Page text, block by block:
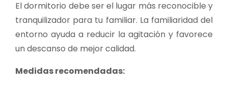
El dormitorio debe ser el lugar más reconocible y
tranquilizador para tu familiar. La familiaridad del
entorno ayuda a reducir la agitación y favorece
un descanso de mejor calidad.
Medidas recomendadas: